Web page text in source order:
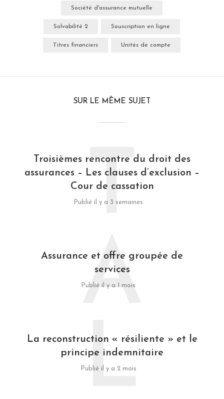
Société d'assurance mutuelle
Solvabilité 2 Souscription en ligne
Titres financiers Unités de compte
SUR LE MÊME SUJET
Troisièmes rencontre du droit des
assurances – Les clauses d’exclusion –
Cour de cassation
Publié il y a 3 semaines
T
Assurance et offre groupée de
services
Publié il y a 1 mois
A
La reconstruction « résiliente » et le
principe indemnitaire
Publié il y a 2 mois
L